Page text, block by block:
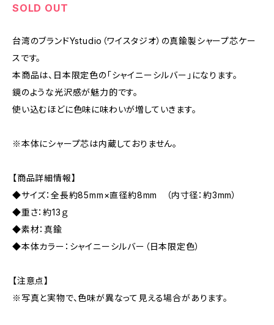
SOLD OUT
台湾のブランドYstudio（ワイスタジオ）の真鍮製シャープ芯ケー
スです。
本商品は、日本限定色の「シャイニーシルバー」になります。
鏡のような光沢感が魅力的です。
使い込むほどに色味に味わいが増していきます。
※本体にシャープ芯は内蔵しておりません。
【商品詳細情報】
◆サイズ：全長約85mm×直径約8mm （内寸径：約3mm）
◆重さ：約13ｇ
◆素材：真鍮
◆本体カラー：シャイニーシルバー（日本限定色）
【注意点】
※写真と実物で、色味が異なって見える場合があります。